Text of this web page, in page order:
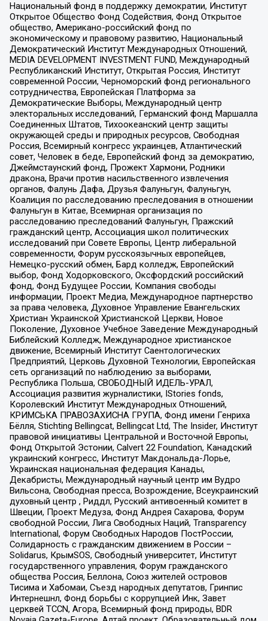
Национальный фонд в поддержку демократии, Институт
Открытое Общество Фонд Содействия, Фонд Открытое
общество, Американо-российский фонд по
экономическому и правовому развитию, Национальный
Демократический Институт Международных Отношений,
MEDIA DEVELOPMENT INVESTMENT FUND, Международный
Республиканский Институт, Открытая Россия, Институт
современной России, Черноморский фонд регионального
сотрудничества, Европейская Платформа за
Демократические Выборы, Международный центр
электоральных исследований, Германский фонд Маршалла
Соединенных Штатов, Тихоокеанский центр защиты
окружающей среды и природных ресурсов, Свободная
Россия, Всемирный конгресс украинцев, Атлантический
совет, Человек в беде, Европейский фонд за демократию,
Джеймстаунский фонд, Прожект Хармони, Родники
дракона, Врачи против насильственного извлечения
органов, Фалунь Дафа, Друзья Фалуньгун, Фалуньгун,
Коалиция по расследованию преследования в отношении
Фалуньгун в Китае, Всемирная организация по
расследованию преследований Фалуньгун, Пражский
гражданский центр, Ассоциация школ политических
исследований при Совете Европы, Центр либеральной
современности, Форум русскоязычных европейцев,
Немецко-русский обмен, Бард колледж, Европейский
выбор, Фонд Ходорковского, Оксфордский российский
фонд, Фонд Будущее России, Компания свободы
информации, Проект Медиа, Международное партнерство
за права человека, Духовное Управление Евангельских
Христиан Украинской Христианской Церкви, Новое
Поколение, Духовное Учебное Заведение Международный
Библейский Колледж, Международное христианское
движение, Всемирный Институт Саентологических
Предприятий, Церковь Духовной Технологии, Европейская
сеть организаций по наблюдению за выборами,
Республика Польша, СВОБОДНЫЙ ИДЕЛЬ-УРАЛ,
Ассоциация развития журналистики, IStories fonds,
Королевский Институт Международных Отношений,
КРИМСЬКА ПРАВОЗАХИСНА ГРУПА, Фонд имени Генриха
Бёлля, Stichting Bellingcat, Bellingcat Ltd, The Insider, Институт
правовой инициативы Центральной и Восточной Европы,
Фонд Открытой Эстонии, Calvert 22 Foundation, Канадский
украинский конгресс, Институт Макдональда-Лорье,
Украинская национальная федерация Канады,
Декабристы, Международный научный центр им Вудро
Вильсона, Свободная пресса, Возрождение, Всеукраинский
духовный центр , Риддл, Русский антивоенный комитет в
Швеции, Проект Медуза, Фонд Андрея Сахарова, Форум
свободной России, Лига Свободных Наций, Transparеncy
International, Форум Свободных Народов ПостРоссии,
Солидарность с гражданским движением в России –
Solidarus, КрымSOS, Свободный университет, Институт
государственного управления, Форум гражданского
общества Россия, Беллона, Союз жителей островов
Тисима и Хабомаи, Съезд народных депутатов, Гринпис
Интернешнл, Фонд борьбы с коррупцией Инк, Завет
церквей TCCN, Агора, Всемирный фонд природы, BDR